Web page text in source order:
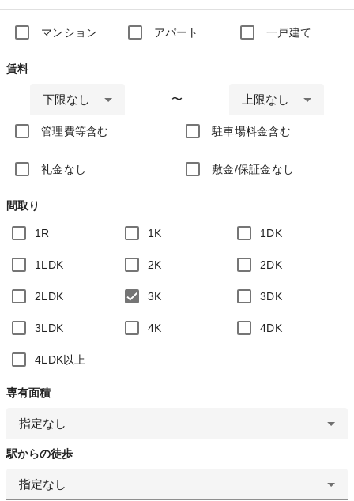
マンション アパート 一戸建て
賃料
下限なし 〜 上限なし
管理費等含む 駐車場料金含む
礼金なし 敷金/保証金なし
間取り
1R 1K 1DK
1LDK 2K 2DK
2LDK 3K 3DK
3LDK 4K 4DK
4LDK以上
専有面積
指定なし
駅からの徒歩
指定なし